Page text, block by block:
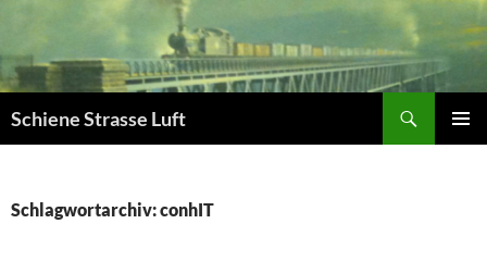
springen
Schiene Strasse Luft
Schlagwortarchiv: conhIT